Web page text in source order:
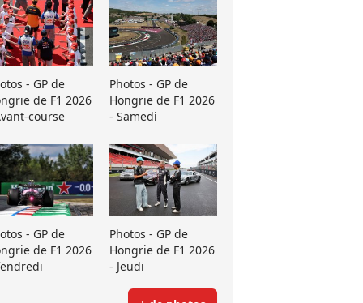
- GP de
de F1 2026
course
Photos - GP de
Hongrie de F1 2026
- Samedi
- GP de
de F1 2026
Photos - GP de
Hongrie de F1 2026
- Jeudi